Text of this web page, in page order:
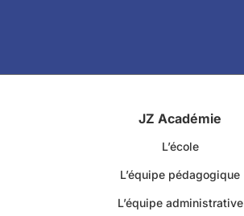
JZ Académie
L’école
L’équipe pédagogique
L’équipe administrative